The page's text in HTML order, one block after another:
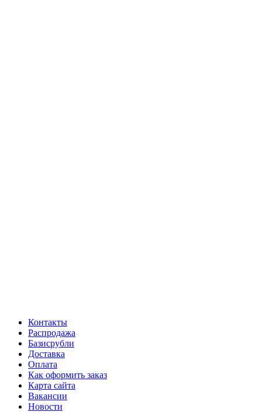
Контакты
Распродажа
Базисрубли
Доставка
Оплата
Как оформить заказ
Карта сайта
Вакансии
Новости